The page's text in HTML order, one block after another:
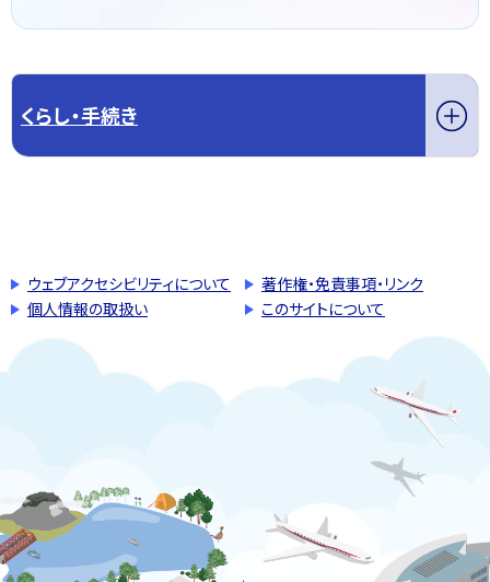
くらし・手続き
ウェブアクセシビリティについて
著作権・免責事項・リンク
個人情報の取扱い
このサイトについて